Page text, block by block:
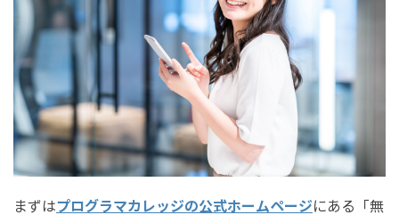
まずはプログラマカレッジの公式ホームページにある「無